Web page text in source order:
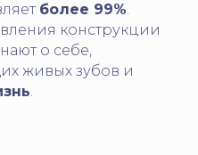
более 99%.
конструкции
о себе,
живых зубов и
.